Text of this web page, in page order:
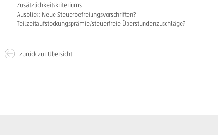
Zusätzlichkeitskriteriums
Ausblick: Neue Steuerbefreiungsvorschriften?
Teilzeitaufstockungsprämie/steuerfreie Überstundenzuschläge?
zurück zur Übersicht